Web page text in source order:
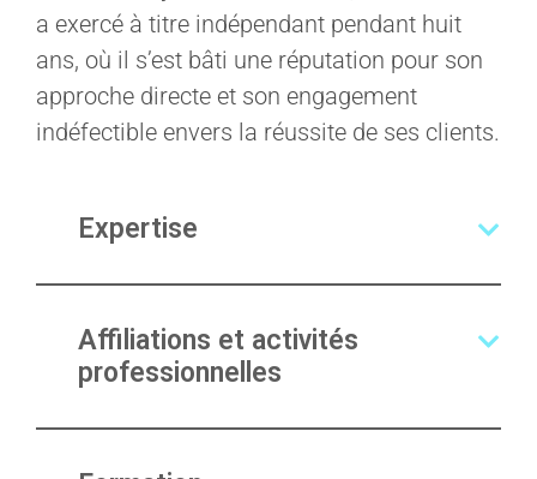
a exercé à titre indépendant pendant huit
ans, où il s’est bâti une réputation pour son
approche directe et son engagement
indéfectible envers la réussite de ses clients.
Expertise
Affiliations et activités
professionnelles